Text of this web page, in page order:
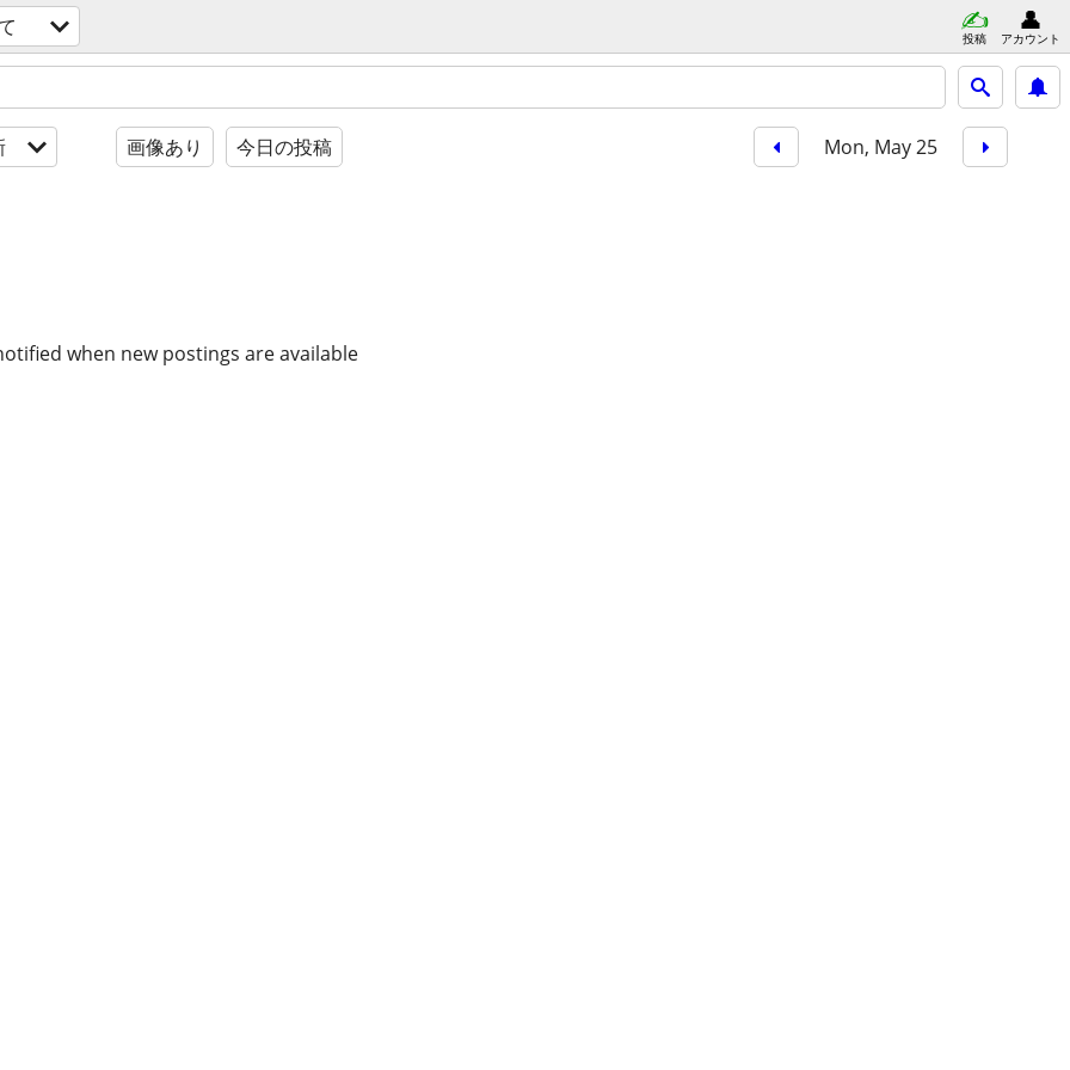
投稿 アカウント
画像あり 今日の投稿 Mon, May 25
when new postings are available